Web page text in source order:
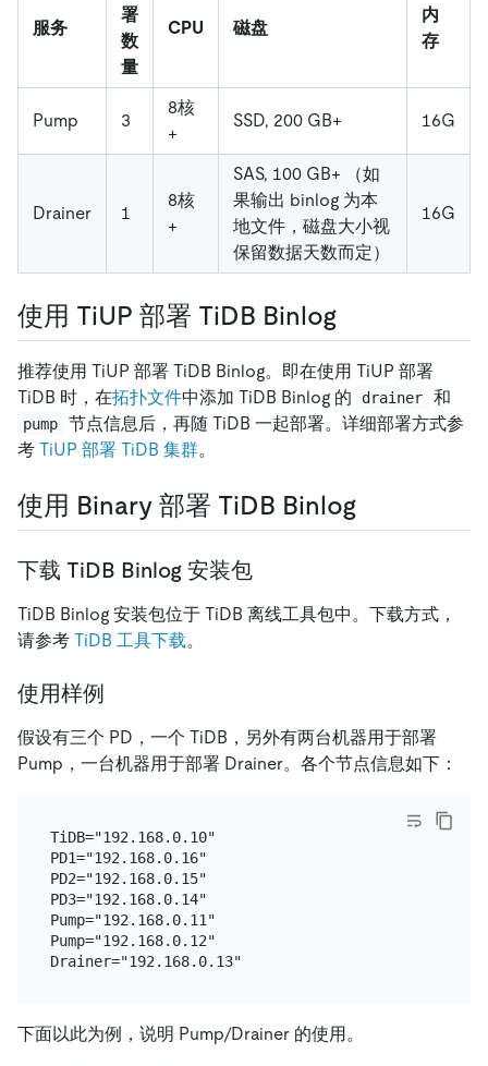
服务
署
数
量
CPU 磁盘
内
存
Pump 3
8核
+
SSD, 200 GB+ 16G
Drainer 1
8核
+
SAS, 100 GB+ （如
果输出 binlog 为本
地文件，磁盘大小视
保留数据天数而定）
16G
使用 TiUP 部署 TiDB Binlog
推荐使用 TiUP 部署 TiDB Binlog。即在使用 TiUP 部署
TiDB 时，在拓扑文件中添加 TiDB Binlog 的 drainer 和
pump
节点信息后，再随 TiDB 一起部署。详细部署方式参
考 TiUP 部署 TiDB 集群。
使用 Binary 部署 TiDB Binlog
下载 TiDB Binlog 安装包
TiDB Binlog 安装包位于 TiDB 离线工具包中。下载方式，
请参考 TiDB 工具下载。
使用样例
假设有三个 PD，一个 TiDB，另外有两台机器用于部署
Pump，一台机器用于部署 Drainer。各个节点信息如下：
TiDB="192.168.0.10"
PD1="192.168.0.16"
PD2="192.168.0.15"
PD3="192.168.0.14"
Pump="192.168.0.11"
Pump="192.168.0.12"
下面以此为例，说明 Pump/Drainer 的使用。